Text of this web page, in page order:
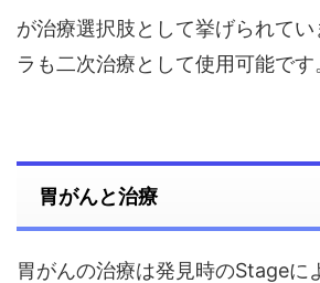
が治療選択肢として挙げられて
ラも二次治療として使用可能です
胃がんと治療
胃がんの治療は発見時のStageに